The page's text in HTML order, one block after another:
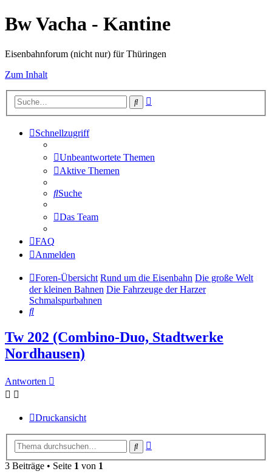
Bw Vacha - Kantine
Eisenbahnforum (nicht nur) für Thüringen
Zum Inhalt
Suche
Schnellzugriff
Unbeantwortete Themen
Aktive Themen
Suche
Das Team
FAQ
Anmelden
Foren-Übersicht Rund um die Eisenbahn Die große Welt
der kleinen Bahnen Die Fahrzeuge der Harzer
Schmalspurbahnen
Suche
Tw 202 (Combino-Duo, Stadtwerke
Nordhausen)
Antworten
Druckansicht
Suche
3 Beiträge • Seite 1 von 1